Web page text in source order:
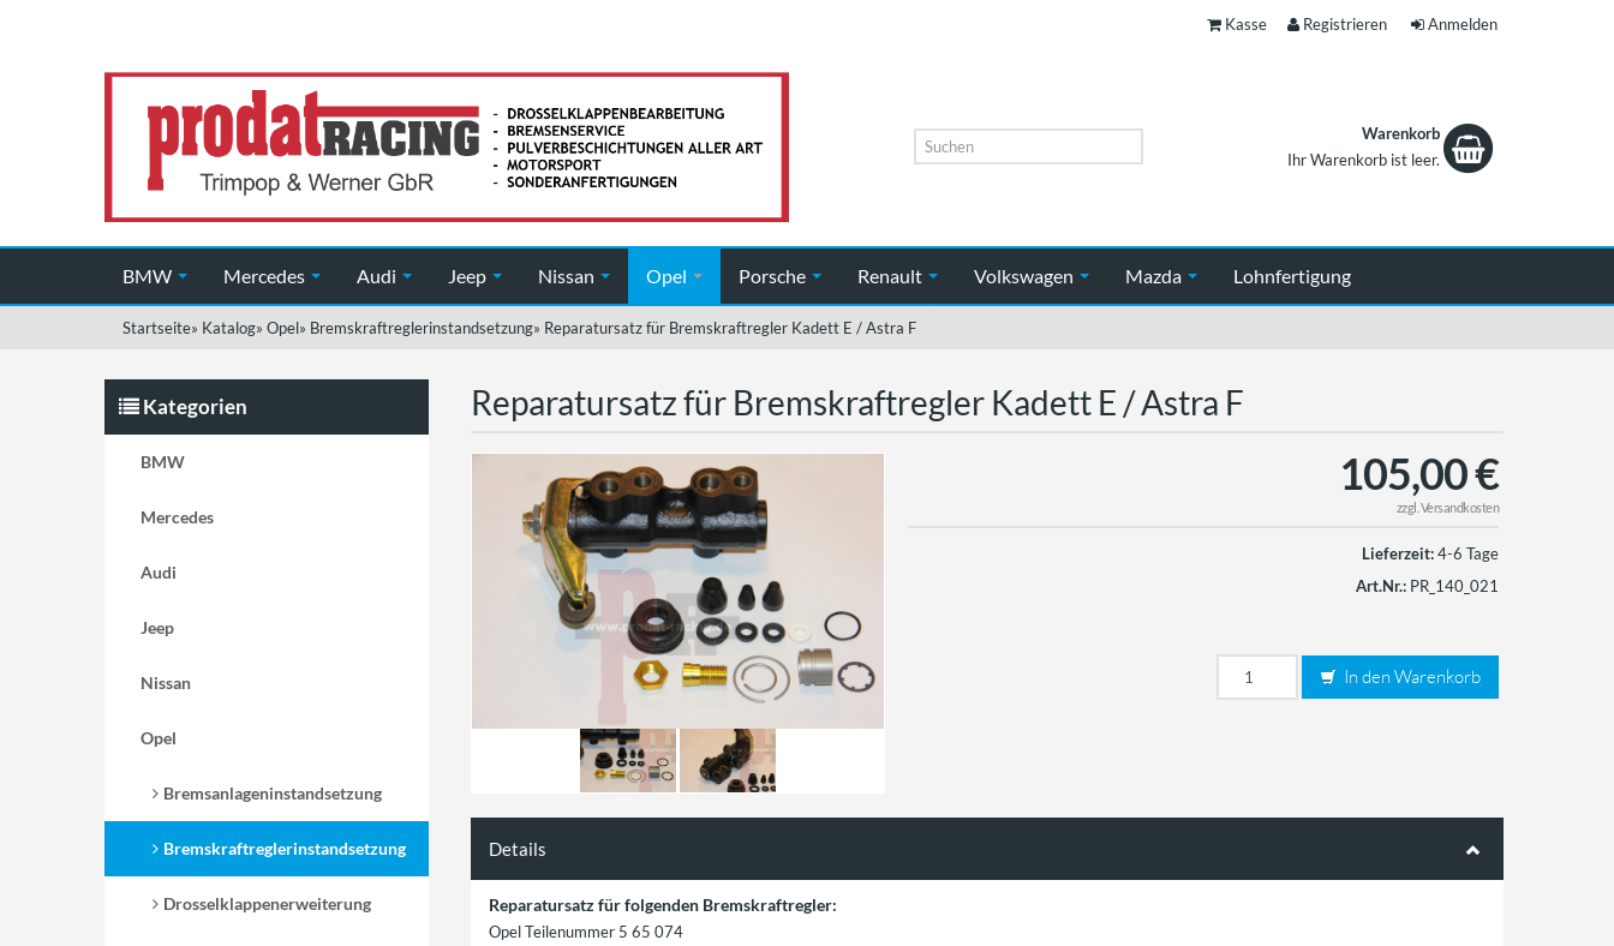
Kasse Registrieren Anmelden
Warenkorb
Ihr Warenkorb ist leer.
BMW Mercedes Audi Jeep Nissan Opel Porsche Renault Volkswagen Mazda Lohnfertigung
Startseite» Katalog» Opel» Bremskraftreglerinstandsetzung» Reparatursatz für Bremskraftregler Kadett E / Astra F
Reparatursatz für Bremskraftregler Kadett E / Astra F
105,00 €
zzgl. Versandkosten
Lieferzeit: 4-6 Tage
Art.Nr.: PR_140_021
In den Warenkorb
Details
Reparatursatz für folgenden Bremskraftregler:
Opel Teilenummer 5 65 074
Kategorien
BMW
Mercedes
Audi
Jeep
Nissan
Opel
Bremsanlageninstandsetzung
Bremskraftreglerinstandsetzung
Drosselklappenerweiterung